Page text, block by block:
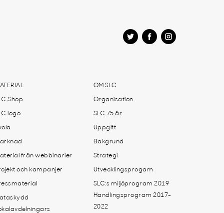
Shop
logo
från webbinarier
och kampanjer
OM SLC
Organisation
SLC 75 år
Uppgift
Bakgrund
Strategi
Utvecklingsprogam
SLC:s miljöprogram 2019
Handlingsprogram 2017-
2022